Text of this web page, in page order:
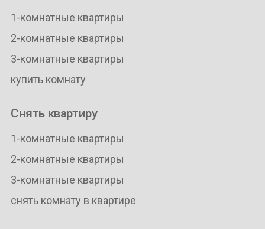
1-комнатные квартиры
2-комнатные квартиры
3-комнатные квартиры
купить комнату
Снять квартиру
1-комнатные квартиры
2-комнатные квартиры
3-комнатные квартиры
снять комнату в квартире